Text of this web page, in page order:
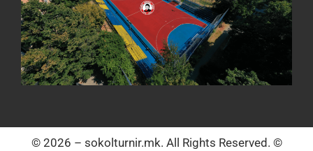
© 2026 – sokolturnir.mk. All Rights Reserved. ©